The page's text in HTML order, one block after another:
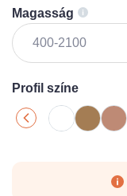
Magasság
Profil színe